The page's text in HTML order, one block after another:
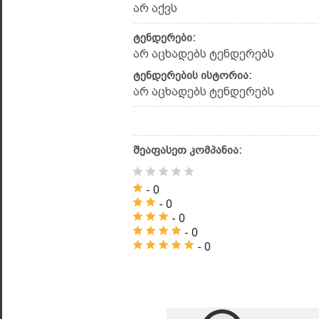
არ აქვს
ტენდერები:
არ აცხადებს ტენდერებს
ტენდერების ისტორია:
არ აცხადებს ტენდერებს
შეაფასეთ კომპანია:
- 0
- 0
- 0
- 0
- 0